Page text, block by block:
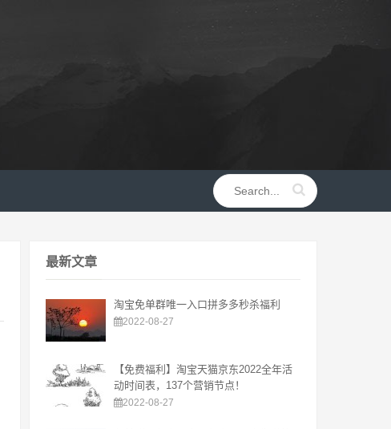
最新文章
淘宝免单群唯一入口拼多多秒杀福利
2022-08-27
【免费福利】淘宝天猫京东2022全年活
动时间表，137个营销节点！
2022-08-27